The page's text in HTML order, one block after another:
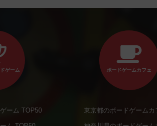
ゲーム
ーム TOP50
ボードゲームカフェ
東京都のボードゲームカ